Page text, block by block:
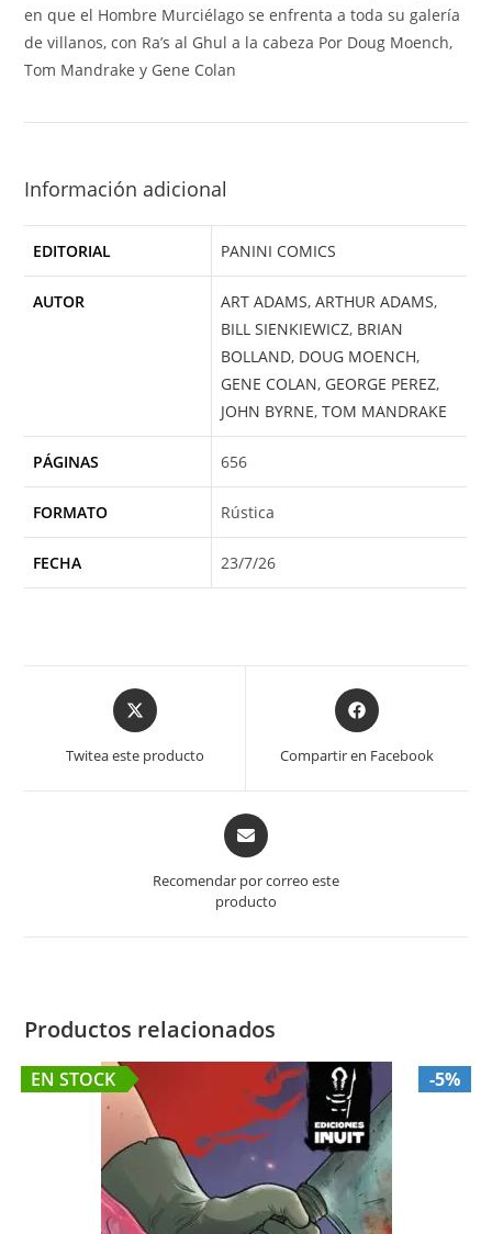
en que el Hombre Murciélago se enfrenta a toda su galería
de villanos, con Ra’s al Ghul a la cabeza Por Doug Moench,
Tom Mandrake y Gene Colan
Información adicional
EDITORIAL PANINI COMICS
AUTOR ART ADAMS,ARTHUR ADAMS,
BILL SIENKIEWICZ, BRIAN
BOLLAND, DOUG MOENCH,
GENE COLAN, GEORGE PEREZ,
JOHN BYRNE,TOM MANDRAKE
PÁGINAS 656
FORMATO Rústica
FECHA 23/7/26
Opens
in
Twitea este producto
Opens
in
a
Compartir en Facebook
Opens
in
new
Recomendar por correo este
producto
Productos relacionados
EN STOCK -5%